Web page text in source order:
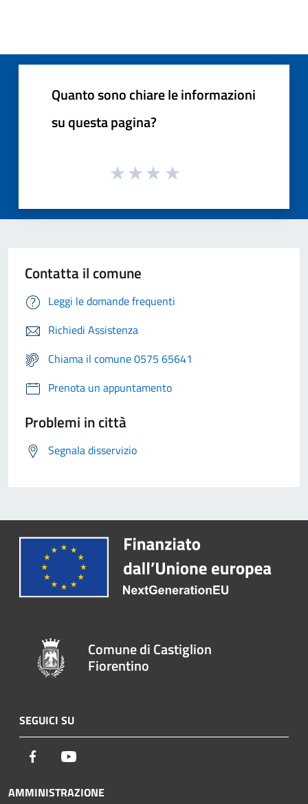
Quanto sono chiare le informazioni
su questa pagina?
Contatta il comune
Leggi le domande frequenti
Richiedi Assistenza
Chiama il comune 0575 65641
Prenota un appuntamento
Problemi in città
Segnala disservizio
Comune di Castiglion
Fiorentino
SEGUICI SU
Facebook
AMMINISTRAZIONE